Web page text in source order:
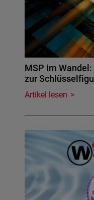
MSP im
zur
Artikel lesen